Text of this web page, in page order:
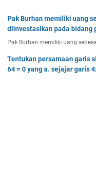
Pak Burhan memiliki uang
diinvestasikan pada bidang
Pak Burhan memiliki uang
Tentukan persamaan garis
64 = 0 yang a. sejajar garis